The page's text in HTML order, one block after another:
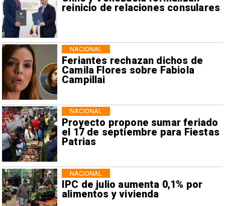
reinicio de relaciones consulares
Feriantes rechazan dichos de
Camila Flores sobre Fabiola
Campillai
NACIONAL
Proyecto propone sumar feriado
el 17 de septiembre para Fiestas
Patrias
NACIONAL
IPC de julio aumenta 0,1% por
alimentos y vivienda
NACIONAL